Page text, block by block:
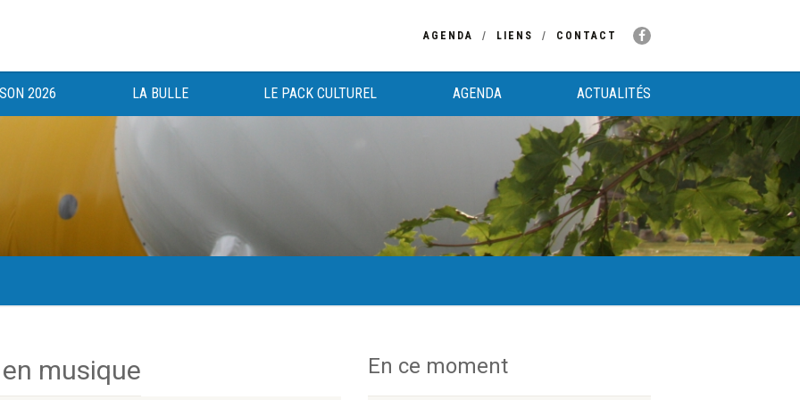
AGENDA LIENS CONTACT
2026 LA BULLE LE PACK CULTUREL AGENDA ACTUALITÉS
au bénéfice des haut-saônois depuis 1983.
musique En ce moment